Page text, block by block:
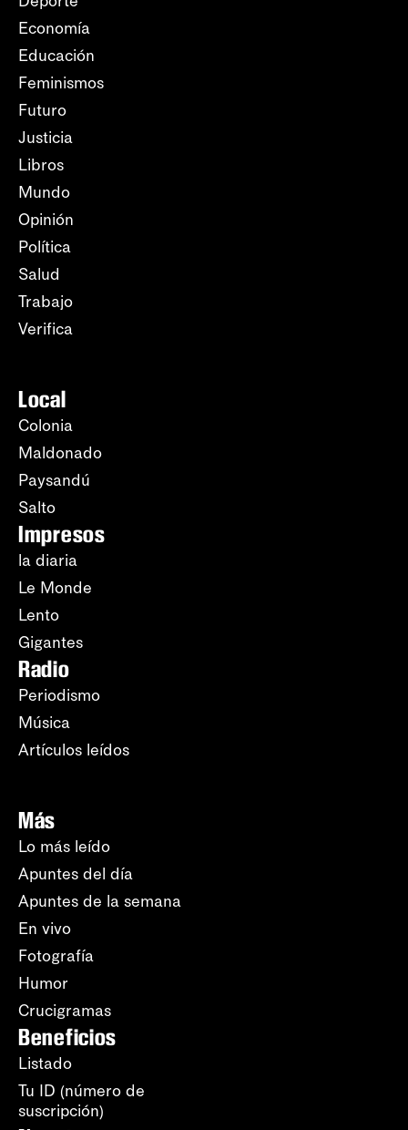
Economía
Educación
Feminismos
Futuro
Justicia
Libros
Mundo
Opinión
Política
Salud
Trabajo
Verifica
Local
Colonia
Maldonado
Paysandú
Salto
Impresos
la diaria
Le Monde
Lento
Gigantes
Radio
Periodismo
Música
Artículos leídos
Más
Lo más leído
Apuntes del día
Apuntes de la semana
En vivo
Fotografía
Humor
Crucigramas
Beneficios
Listado
Tu ID (número de
suscripción)